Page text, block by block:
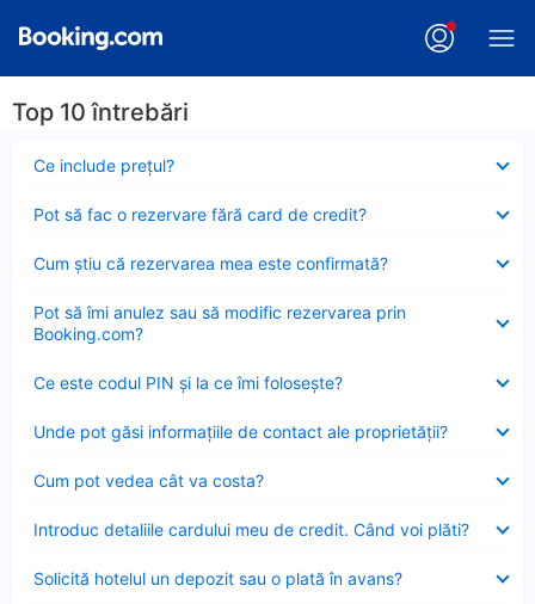
Top 10 întrebări
Ce include preţul?
închis
Pot să fac o rezervare fără card de credit?
închis
Cum ştiu că rezervarea mea este confirmată?
închis
Pot să îmi anulez sau să modific rezervarea prin
Booking.com?
închis
Ce este codul PIN şi la ce îmi foloseşte?
închis
Unde pot găsi informațiile de contact ale proprietății?
închis
Cum pot vedea cât va costa?
închis
Introduc detaliile cardului meu de credit. Când voi plăti?
închis
Solicită hotelul un depozit sau o plată în avans?
închis